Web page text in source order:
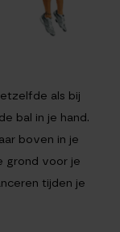
als bij
bal in je hand.
boven in je
grond voor je
tijden je